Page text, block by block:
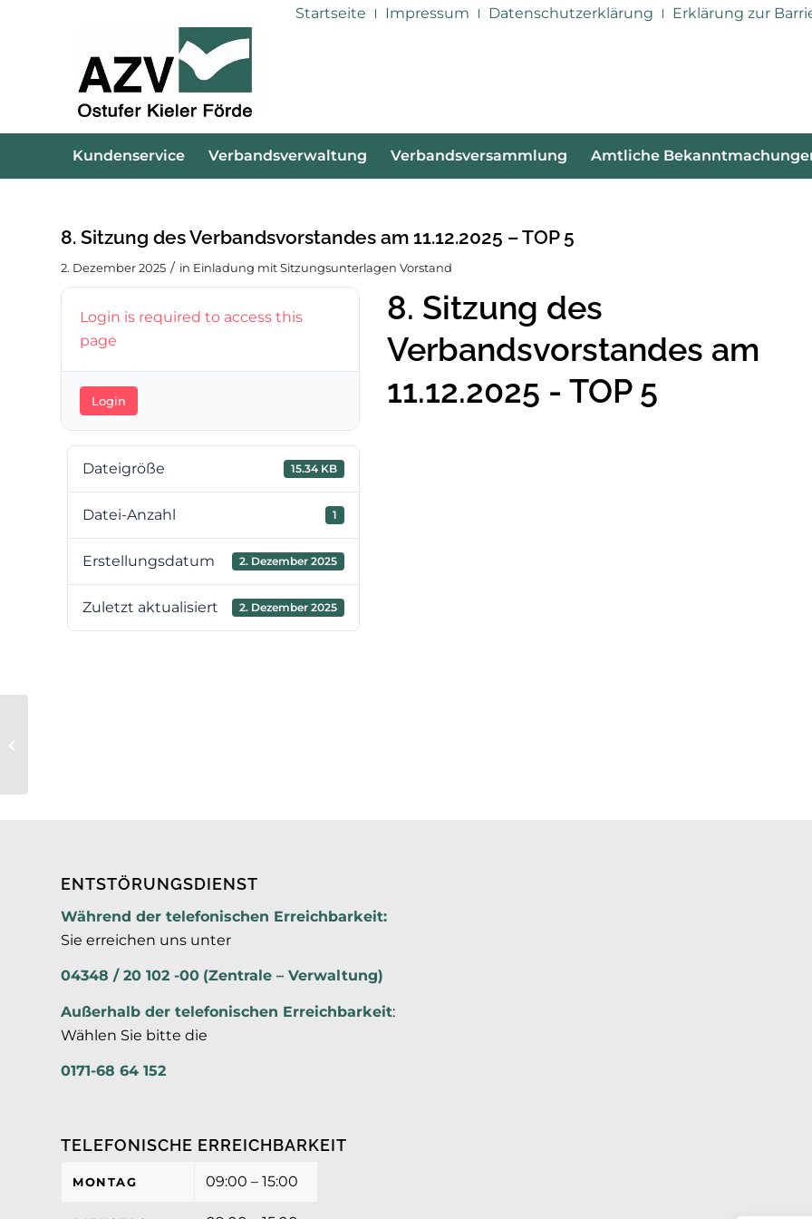
Startseite Impressum Datenschutzerklärung Erklärung zur
Kundenservice Verbandsverwaltung Verbandsversammlung Amtliche
8. Sitzung des Verbandsvorstandes am 11.12.2025 – TOP 5
2. Dezember 2025 / in Einladung mit Sitzungsunterlagen Vorstand
Login is required to access this
page
Login
Dateigröße 15.34 KB
Datei-Anzahl 1
Erstellungsdatum 2. Dezember 2025
Zuletzt aktualisiert 2. Dezember 2025
8. Sitzung des
Verbandsvorstandes am
11.12.2025 - TOP 5
ENTSTÖRUNGSDIENST
Während der telefonischen Erreichbarkeit:
Sie erreichen uns unter
04348 / 20 102 -00 (Zentrale – Verwaltung)
Außerhalb der telefonischen Erreichbarkeit:
Wählen Sie bitte die
0171-68 64 152
TELEFONISCHE ERREICHBARKEIT
MONTAG 09:00 – 15:00